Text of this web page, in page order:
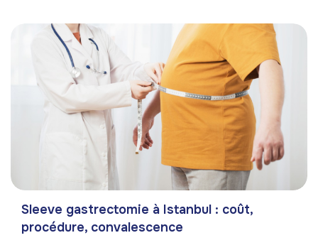
Sleeve gastrectomie à Istanbul : coût,
procédure, convalescence